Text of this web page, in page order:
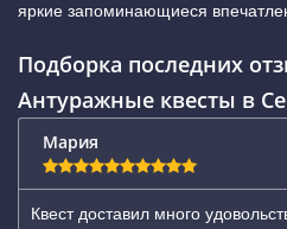
яркие запоминающиеся
Подборка последних
Антуражные квесты в
Мария
Квест доставил много